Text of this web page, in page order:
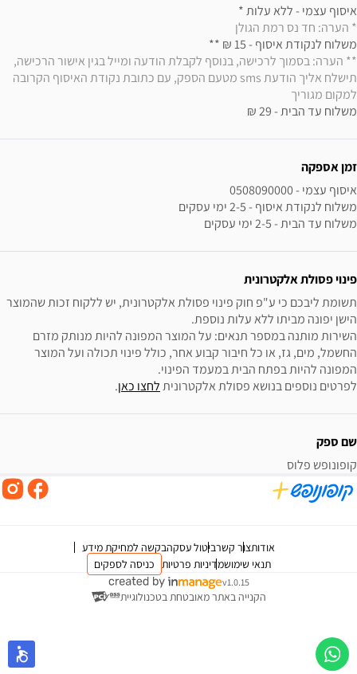
איסוף עצמי - ללא עלות *
* הערה: חד נס רמת הגולן
משלוח לנקודת איסוף - 15 ₪ **
למקום מגוריך
משלוח עד הבית - 29 ₪
זמן אספקה
משלוח עד הבית - 2-5 ימי עסקים
פינוי פסולת אלקטרונית
לפרטים נוספים בנושא פסולת אלקטרונית לחצו כאן.
שם ספק
קופונופש פלוס
אודותצור קשרביטול עסקהבקשה למחיקת מידע
תנאי שימושמדיניות פרטיות כניסה לספקים
v1.0.15
הקנייה באתר מאובטחת בטכנולוגיית